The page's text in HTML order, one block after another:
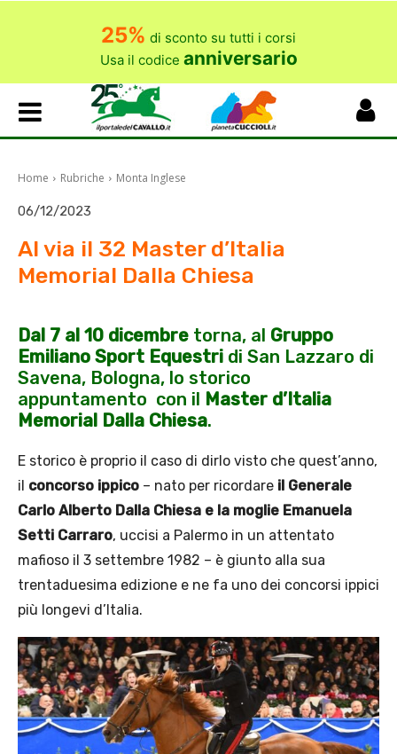
25% di sconto su tutti i corsi
Usa il codice anniversario
Home Rubriche Monta Inglese
06/12/2023
Al via il 32 Master d’Italia
Memorial Dalla Chiesa
Dal 7 al 10 dicembre torna, al Gruppo
Emiliano Sport Equestri di San Lazzaro di
Savena, Bologna, lo storico
appuntamento con il Master d’Italia
Memorial Dalla Chiesa.
E storico è proprio il caso di dirlo visto che quest’anno,
il concorso ippico – nato per ricordare il Generale
Carlo Alberto Dalla Chiesa e la moglie Emanuela
Setti Carraro, uccisi a Palermo in un attentato
mafioso il 3 settembre 1982 – è giunto alla sua
trentaduesima edizione e ne fa uno dei concorsi ippici
più longevi d’Italia.